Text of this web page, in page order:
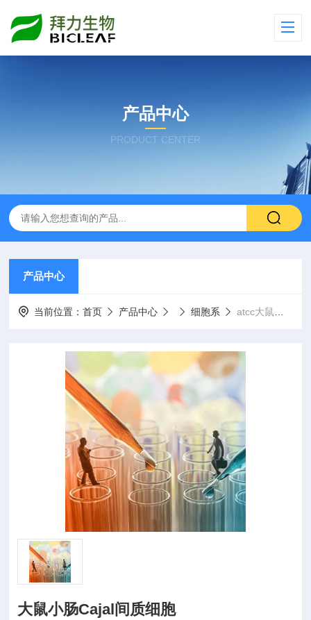
产品中心
PRODUCT CENTER
产品中心
当前位置：首页 产品中心 细胞系 atcc大鼠小肠Cajal间质细胞
大鼠小肠Cajal间质细胞